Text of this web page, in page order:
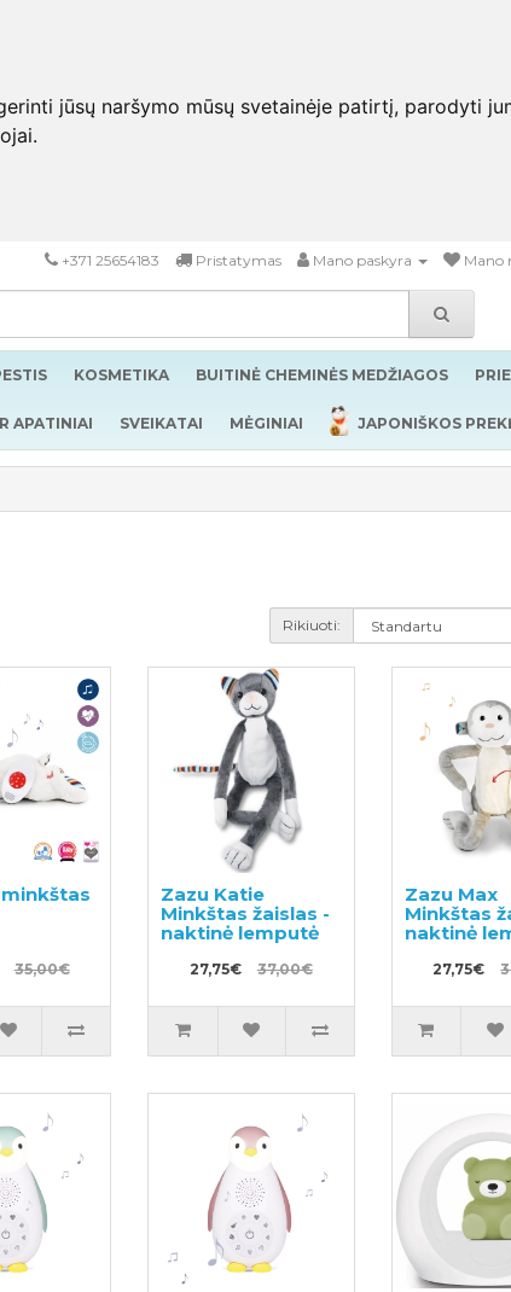
jūsų naršymo mūsų svetainėje patirtį, parodyti
+371 25654183 Pristatymas Mano paskyra Mano
KOSMETIKA BUITINĖ CHEMINĖS MEDŽIAGOS
APATINIAI SVEIKATAI MĖGINIAI JAPONIŠKOS
Rikiuoti:
35,00€
Zazu Katie
Minkštas žaislas -
naktinė lemputė
27,75€ 37,00€
Zazu Max
Minkštas
naktinė
27,75€